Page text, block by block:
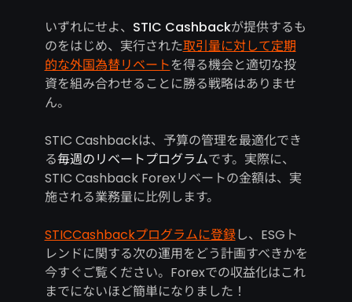
いずれにせよ、 STIC Cashbackが提供するも
のをはじめ、実行された取引量に対して定期
的な外国為替リベートを得る機会と適切な投
資を組み合わせることに勝る戦略はありませ
ん。
STIC Cashbackは、予算の管理を最適化でき
る毎週のリベートプログラムです。実際に、
STIC Cashback Forexリベートの金額は、実
施される業務量に比例します。
STICCashbackプログラムに登録し、ESGト
レンドに関する次の運用をどう計画すべきかを
今すぐご覧ください。Forexでの収益化はこれ
までにないほど簡単になりました！